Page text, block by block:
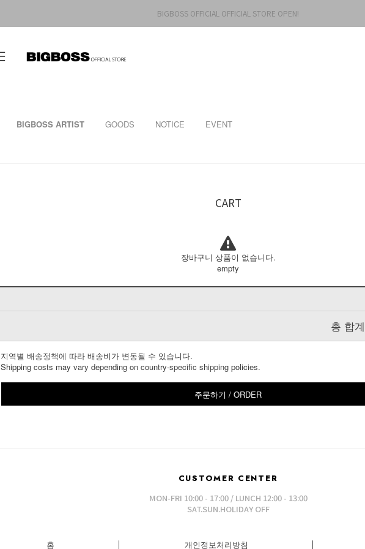
BIGBOSS OFFICIAL OFFICIAL STORE OPEN!
BIGBOSS ARTIST GOODS NOTICE EVENT
CART
장바구니 상품이 없습니다.
empty
총 합
지역별 배송정책에 따라 배송비가 변동될 수 있습니다.
Shipping costs may vary depending on country-specific shipping policies.
주문하기 / ORDER
CUSTOMER CENTER
MON-FRI 10:00 - 17:00 / LUNCH 12:00 - 13:00
SAT.SUN.HOLIDAY OFF
홈 │ 개인정보처리방침 │